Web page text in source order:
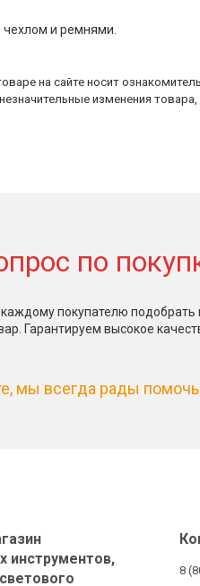
чехлом и ремнями.
на сайте носит
изменения
по
покупателю подобрать
Гарантируем высокое
мы всегда рады
инструментов,
8